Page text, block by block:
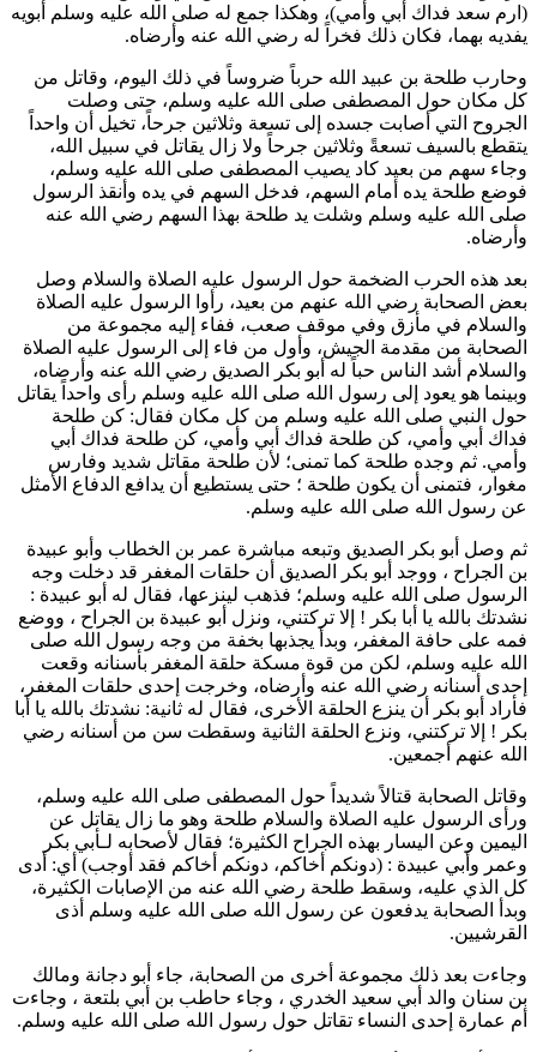
( ارم سعد فداك أبي وأمي)، وهكذا جمع له صلى الله عليه وسلم أبويه
يفديه بهما، فكان ذلك فخراً له رضي الله عنه وأرضاه.
وحارب طلحة بن عبيد الله حرباً ضروساً في ذلك اليوم، وقاتل من
كل مكان حول المصطفى صلى الله عليه وسلم، حتى وصلت
الجروح التي أصابت جسده إلى تسعة وثلاثين جرحاً، تخيل أن واحداً
يتقطع بالسيف تسعةً وثلاثين جرحاً ولا زال يقاتل في سبيل الله،
وجاء سهم من بعيد كاد يصيب المصطفى صلى الله عليه وسلم،
فوضع طلحة يده أمام السهم، فدخل السهم في يده وأنقذ الرسول
صلى الله عليه وسلم وشلت يد طلحة بهذا السهم رضي الله عنه
وأرضاه.
بعد هذه الحرب الضخمة حول الرسول عليه الصلاة والسلام وصل
بعض الصحابة رضي الله عنهم من بعيد، رأوا الرسول عليه الصلاة
والسلام في مأزق وفي موقف صعب، ففاء إليه مجموعة من
الصحابة من مقدمة الجيش، وأول من فاء إلى الرسول عليه الصلاة
والسلام أشد الناس حباً له أبو بكر الصديق رضي الله عنه وأرضاه،
وبينما هو يعود إلى رسول الله صلى الله عليه وسلم رأى واحداً يقاتل
حول النبي صلى الله عليه وسلم من كل مكان فقال: كن طلحة
فداك أبي وأمي، كن طلحة فداك أبي وأمي، كن طلحة فداك أبي
وأمي. ثم وجده طلحة كما تمنى؛ لأن طلحة مقاتل شديد وفارس
مغوار، فتمنى أن يكون طلحة ؛ حتى يستطيع أن يدافع الدفاع الأمثل
عن رسول الله صلى الله عليه وسلم.
ثم وصل أبو بكر الصديق وتبعه مباشرة عمر بن الخطاب و أبو عبيدة
بن الجراح ، ووجد أبو بكر الصديق أن حلقات المغفر قد دخلت وجه
الرسول صلى الله عليه وسلم؛ فذهب لينزعها، فقال له أبو عبيدة :
نشدتك بالله يا أبا بكر ! إلا تركتني، ونزل أبو عبيدة بن الجراح ، ووضع
فمه على حافة المغفر، وبدأ يجذبها بخفة من وجه رسول الله صلى
الله عليه وسلم، لكن من قوة مسكة حلقة المغفر بأسنانه وقعت
إحدى أسنانه رضي الله عنه وأرضاه، وخرجت إحدى حلقات المغفر،
فأراد أبو بكر أن ينزع الحلقة الأخرى، فقال له ثانية: نشدتك بالله يا أبا
بكر ! إلا تركتني، ونزع الحلقة الثانية وسقطت سن من أسنانه رضي
الله عنهم أجمعين.
وقاتل الصحابة قتالاً شديداً حول المصطفى صلى الله عليه وسلم،
ورأى الرسول عليه الصلاة والسلام طلحة وهو ما زال يقاتل عن
اليمين وعن اليسار بهذه الجراح الكثيرة؛ فقال لأصحابه لـأبي بكر
وعمر و أبي عبيدة : (دونكم أخاكم، دونكم أخاكم فقد أوجب) أي: أدى
كل الذي عليه، وسقط طلحة رضي الله عنه من الإصابات الكثيرة،
وبدأ الصحابة يدفعون عن رسول الله صلى الله عليه وسلم أذى
القرشيين.
وجاءت بعد ذلك مجموعة أخرى من الصحابة، جاء أبو دجانة ومالك
بن سنان والد أبي سعيد الخدري ، وجاء حاطب بن أبي بلتعة ، وجاءت
أم عمارة إحدى النساء تقاتل حول رسول الله صلى الله عليه وسلم.